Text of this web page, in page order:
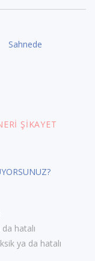
Sahnede
ŞIKAYET
hatalı
ya da hatalı